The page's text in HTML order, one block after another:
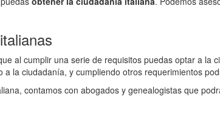
al cumplir una serie de requisitos puedas optar a
la ciudadanía, y cumpliendo otros requerimientos
contamos con abogados y genealogistas que